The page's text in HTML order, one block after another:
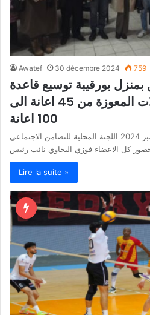
Awatef 30 décembre 2024 759
بمنزل بورقيبة توسيع قاعدة
المنتفعين لفائدة العائلات المعوزة من 45 اعانة الى
100 اعانة
اجتمعت صباح اليوم 30 ديسمبر 2024 اللجنة المحلية للتضامن الاجتماعي
Lire la suite »